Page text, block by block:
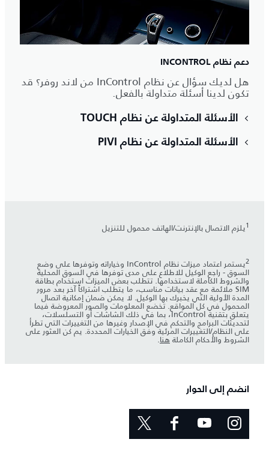
دعم نظام INCONTROL
هل لديك سؤال عن نظام InControl من لاند روفر؟ قد
تكون لدينا أسئلة متداولة بالفعل.
الأسئلة المتداولة عن نظام TOUCH
الأسئلة المتداولة عن نظام PIVI
1يلزم الاتصال بالإنترنت/الهاتف محمول للتنزيل
2 يستمر اعتماد ميزات نظام InControl وخياراته وتوفرها على وضع
السوق - راجع الوكيل للاطلاع على مدى توفرها في السوق المحلية
والشروط الكاملة لاستخدامها. تتطلب بعض الميزات استخدام بطاقة
SIM ملائمة مع عقد بيانات مناسب، ما يتطلب اشتراكاً آخر بعد مرور
المدة الأولية التي يخبرك بها الوكيل. لا يمكن ضمان إمكانية اتصال
المحمول في كل المواقع. تخضع المعلومات والصور المعروضة فيما
يتعلق بتقنية InControl، بما في ذلك الشاشات أو التسلسلات،
لتحديثات البرامج والتحكم في الإصدار وغيرها من التغييرات التي تطرأ
على النظام/التغييرات المرئية وفق الخيارات المحددة. يم كن العثور على
الشروط والأحكام الكاملة هنا.
انضم إلى الحوار